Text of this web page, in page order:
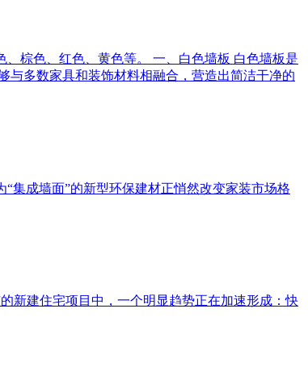
棕色、红色、黄色等。 一、白色墙板 白色墙板是
与多数家具和装饰材料相融合，营造出简洁干净的
集成墙面”的新型环保建材正悄然改变家装市场格
新建住宅项目中，一个明显趋势正在加速形成：快